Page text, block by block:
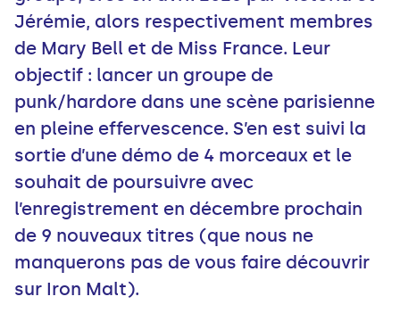
Jérémie, alors respectivement membres
de Mary Bell et de Miss France. Leur
objectif : lancer un groupe de
punk/hardore dans une scène parisienne
en pleine effervescence. S’en est suivi la
sortie d’une démo de 4 morceaux et le
souhait de poursuivre avec
l’enregistrement en décembre prochain
de 9 nouveaux titres (que nous ne
manquerons pas de vous faire découvrir
sur Iron Malt).